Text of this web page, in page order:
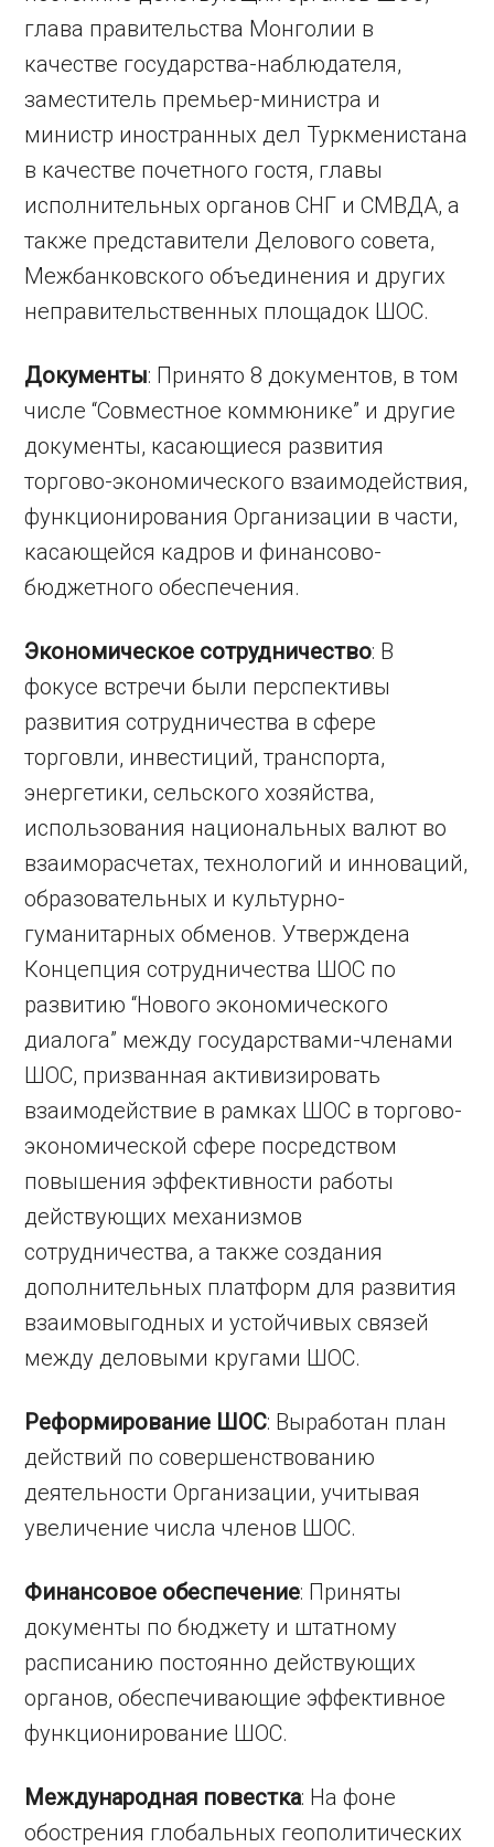
глава правительства Монголии в
качестве государства-наблюдателя,
заместитель премьер-министра и
министр иностранных дел Туркменистана
в качестве почетного гостя, главы
исполнительных органов СНГ и СМВДА, а
также представители Делового совета,
Межбанковского объединения и других
неправительственных площадок ШОС.
Документы: Принято 8 документов, в том
числе “Совместное коммюнике” и другие
документы, касающиеся развития
торгово-экономического взаимодействия,
функционирования Организации в части,
касающейся кадров и финансово-
бюджетного обеспечения.
Экономическое сотрудничество: В
фокусе встречи были перспективы
развития сотрудничества в сфере
торговли, инвестиций, транспорта,
энергетики, сельского хозяйства,
использования национальных валют во
взаиморасчетах, технологий и инноваций,
образовательных и культурно-
гуманитарных обменов. Утверждена
Концепция сотрудничества ШОС по
развитию “Нового экономического
диалога” между государствами-членами
ШОС, призванная активизировать
взаимодействие в рамках ШОС в торгово-
экономической сфере посредством
повышения эффективности работы
действующих механизмов
сотрудничества, а также создания
дополнительных платформ для развития
взаимовыгодных и устойчивых связей
между деловыми кругами ШОС.
Реформирование ШОС: Выработан план
действий по совершенствованию
деятельности Организации, учитывая
увеличение числа членов ШОС.
Финансовое обеспечение: Приняты
документы по бюджету и штатному
расписанию постоянно действующих
органов, обеспечивающие эффективное
функционирование ШОС.
Международная повестка: На фоне
обострения глобальных геополитических